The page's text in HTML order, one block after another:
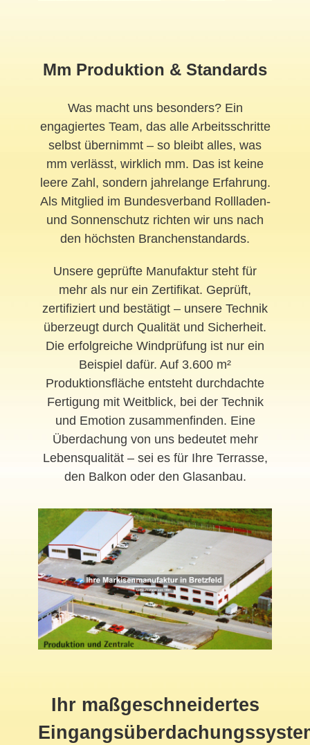
Mm Produktion & Standards
Was macht uns besonders? Ein
engagiertes Team, das alle Arbeitsschritte
selbst übernimmt – so bleibt alles, was
mm verlässt, wirklich mm. Das ist keine
leere Zahl, sondern jahrelange Erfahrung.
Als Mitglied im Bundesverband Rollladen-
und Sonnenschutz richten wir uns nach
den höchsten Branchenstandards.
Unsere geprüfte Manufaktur steht für
mehr als nur ein Zertifikat. Geprüft,
zertifiziert und bestätigt – unsere Technik
überzeugt durch Qualität und Sicherheit.
Die erfolgreiche Windprüfung ist nur ein
Beispiel dafür. Auf 3.600 m²
Produktionsfläche entsteht durchdachte
Fertigung mit Weitblick, bei der Technik
und Emotion zusammenfinden. Eine
Überdachung von uns bedeutet mehr
Lebensqualität – sei es für Ihre Terrasse,
den Balkon oder den Glasanbau.
Ihr maßgeschneidertes